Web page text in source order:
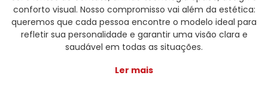
conforto visual. Nosso compromisso vai além da estética:
queremos que cada pessoa encontre o modelo ideal para
refletir sua personalidade e garantir uma visão clara e
saudável em todas as situações.
Ler mais